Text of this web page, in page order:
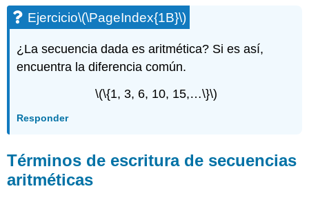
Ejercicio\(\PageIndex{1B}\)
¿La secuencia dada es aritmética? Si es así,
encuentra la diferencia común.
\(\{1, 3, 6, 10, 15,…\}\)
Responder
Términos de escritura de secuencias
aritméticas